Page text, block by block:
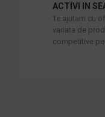
ACTIVI IN
Te ajutam cu
variata de
competitive